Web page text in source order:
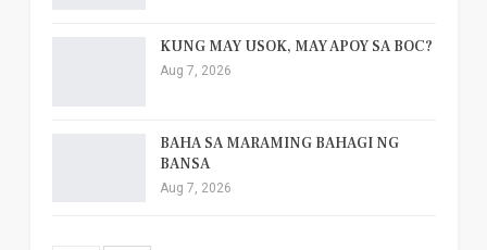
KUNG MAY USOK, MAY APOY SA BOC?
Aug 7, 2026
BAHA SA MARAMING BAHAGI NG
BANSA
Aug 7, 2026